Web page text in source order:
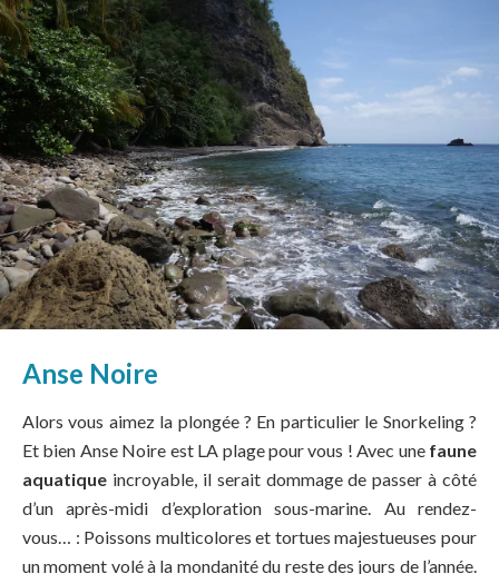
Anse Noire
Alors vous aimez la plongée ? En particulier le Snorkeling ?
Et bien Anse Noire est LA plage pour vous ! Avec une faune
aquatique incroyable, il serait dommage de passer à côté
d’un après-midi d’exploration sous-marine. Au rendez-
vous… : Poissons multicolores et tortues majestueuses pour
un moment volé à la mondanité du reste des jours de l’année.